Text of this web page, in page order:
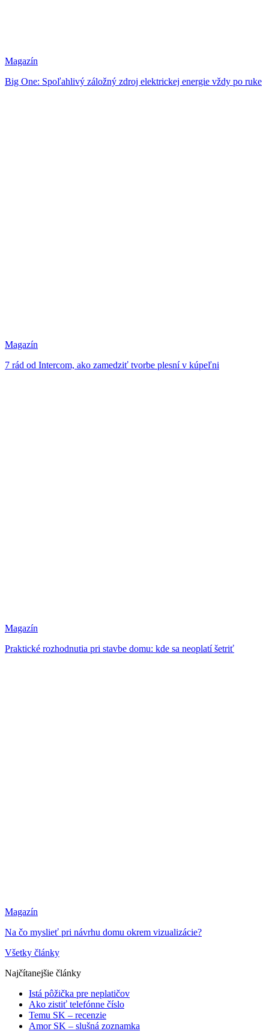
Magazín
Big One: Spoľahlivý záložný zdroj elektrickej energie vždy po ruke
Magazín
7 rád od Intercom, ako zamedziť tvorbe plesní v kúpeľni
Magazín
Praktické rozhodnutia pri stavbe domu: kde sa neoplatí šetriť
Magazín
Na čo myslieť pri návrhu domu okrem vizualizácie?
Všetky články
Najčítanejšie články
Istá pôžička pre neplatičov
Ako zistiť telefónne číslo
Temu SK – recenzie
Amor SK – slušná zoznamka